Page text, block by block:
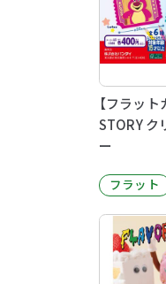
【フラッ
STORY ク
ー
フラット